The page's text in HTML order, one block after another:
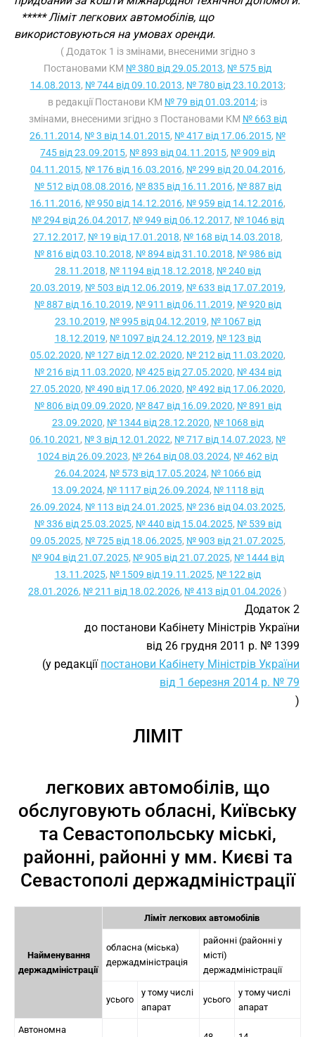
***** Ліміт легкових автомобілів, що
використовуються на умовах оренди.
( Додаток 1 із змінами, внесеними згідно з
Постановами КМ № 380 від 29.05.2013, № 575 від
14.08.2013, № 744 від 09.10.2013, № 780 від 23.10.2013;
в редакції Постанови КМ № 79 від 01.03.2014; із
змінами, внесеними згідно з Постановами КМ № 663 від
26.11.2014, № 3 від 14.01.2015, № 417 від 17.06.2015, №
745 від 23.09.2015, № 893 від 04.11.2015, № 909 від
04.11.2015, № 176 від 16.03.2016, № 299 від 20.04.2016,
№ 512 від 08.08.2016, № 835 від 16.11.2016, № 887 від
16.11.2016, № 950 від 14.12.2016, № 959 від 14.12.2016,
№ 294 від 26.04.2017, № 949 від 06.12.2017, № 1046 від
27.12.2017, № 19 від 17.01.2018, № 168 від 14.03.2018,
№ 816 від 03.10.2018, № 894 від 31.10.2018, № 986 від
28.11.2018, № 1194 від 18.12.2018, № 240 від
20.03.2019, № 503 від 12.06.2019, № 633 від 17.07.2019,
№ 887 від 16.10.2019, № 911 від 06.11.2019, № 920 від
23.10.2019, № 995 від 04.12.2019, № 1067 від
18.12.2019, № 1097 від 24.12.2019, № 123 від
05.02.2020, № 127 від 12.02.2020, № 212 від 11.03.2020,
№ 216 від 11.03.2020, № 425 від 27.05.2020, № 434 від
27.05.2020, № 490 від 17.06.2020, № 492 від 17.06.2020,
№ 806 від 09.09.2020, № 847 від 16.09.2020, № 891 від
23.09.2020, № 1344 від 28.12.2020, № 1068 від
06.10.2021 , № 3 від 12.01.2022, № 717 від 14.07.2023, №
1024 від 26.09.2023, № 264 від 08.03.2024, № 462 від
26.04.2024, № 573 від 17.05.2024, № 1066 від
13.09.2024, № 1117 від 26.09.2024, № 1118 від
26.09.2024, № 113 від 24.01.2025, № 236 від 04.03.2025,
№ 336 від 25.03.2025, № 440 від 15.04.2025, № 539 від
09.05.2025, № 725 від 18.06.2025, № 903 від 21.07.2025,
№ 904 від 21.07.2025, № 905 від 21.07.2025, № 1444 від
13.11.2025, № 1509 від 19.11.2025, № 122 від
28.01.2026, № 211 від 18.02.2026, № 413 від 01.04.2026)
Додаток 2
до постанови Кабінету Міністрів України
від 26 грудня 2011 р. № 1399
(у редакції постанови Кабінету Міністрів України
від 1 березня 2014 р. № 79
)
ЛІМІТ
легкових автомобілів, що
обслуговують обласні, Київську
та Севастопольську міські,
районні, районні у мм. Києві та
Севастополі держадміністрації
Найменування
держадміністрації
Ліміт легкових автомобілів
обласна (міська)
держадміністрація
районні (районні у
місті)
держадміністрації
усього
у тому числі
апарат
усього
у тому числі
апарат
Автономна